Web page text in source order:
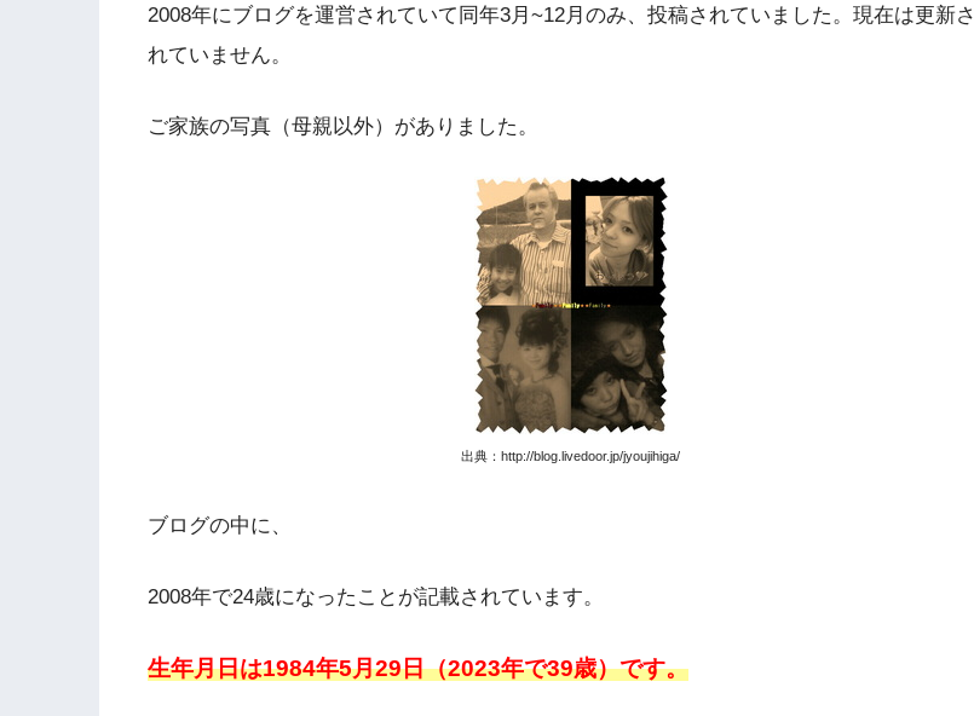
2008年にブログを運営されていて同年3月~12月のみ、投稿されていました。現在は更新さ
れていません。
ご家族の写真（母親以外）がありました。
出典：http://blog.livedoor.jp/jyoujihiga/
ブログの中に、
2008年で24歳になったことが記載されています。
生年月日は1984年5月29日（2023年で39歳）です。